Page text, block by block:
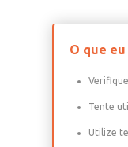
O que
Tente
Utilize